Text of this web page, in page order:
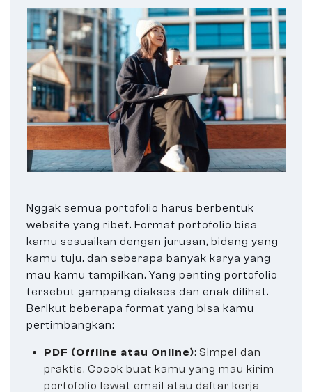
Nggak semua portofolio harus berbentuk
website yang ribet. Format portofolio bisa
kamu sesuaikan dengan jurusan, bidang yang
kamu tuju, dan seberapa banyak karya yang
mau kamu tampilkan. Yang penting portofolio
tersebut gampang diakses dan enak dilihat.
Berikut beberapa format yang bisa kamu
pertimbangkan:
PDF (Offline atau Online): Simpel dan
praktis. Cocok buat kamu yang mau kirim
portofolio lewat email atau daftar kerja